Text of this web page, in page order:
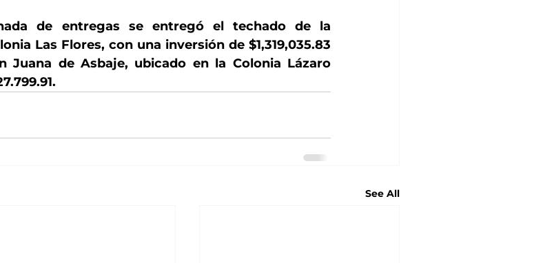
de entregas se entregó el techado de la
Las Flores, con una inversión de $1,319,035.83
Juana de Asbaje, ubicado en la Colonia Lázaro
See All